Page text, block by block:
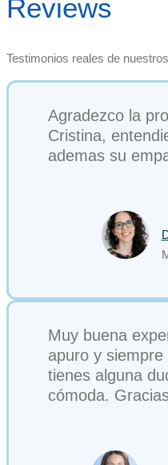
Reviews
Testimonios reales de
Agradezco la
Cristina,
ademas su
Muy buena
apuro y
tienes alguna
cómoda.